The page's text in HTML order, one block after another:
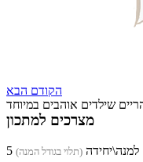
הקודם הבא
שילדים אוהבים במיוחד
מצרכים למתכון
(תלוי בגודל המנה)